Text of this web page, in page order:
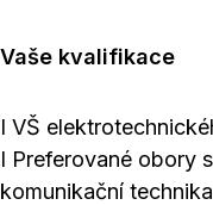
Vaše kvalifikace
I VŠ
I Preferované obory
komunikační